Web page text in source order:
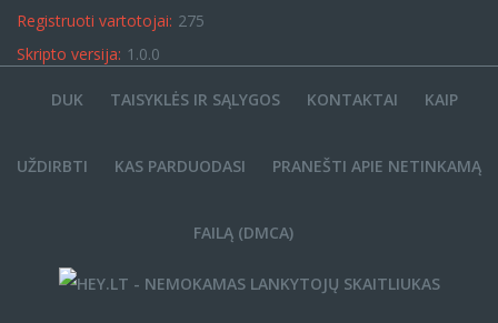
Registruoti vartotojai: 275
Skripto versija: 1.0.0
DUK TAISYKLĖS IR SĄLYGOS KONTAKTAI KAIP
UŽDIRBTI KAS PARDUODASI PRANEŠTI APIE NETINKAMĄ
FAILĄ (DMCA)